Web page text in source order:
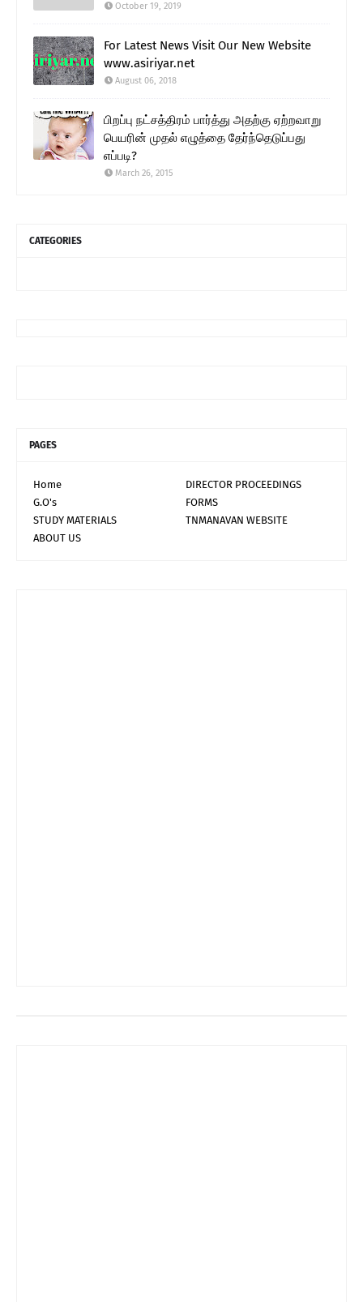
October 19, 2019
For Latest News Visit Our New Website
www.asiriyar.net
August 06, 2018
பிறப்பு நட்சத்திரம் பார்த்து அதற்கு ஏற்றவாறு
பெயரின் முதல் எழுத்தை தேர்ந்தெடுப்பது
எப்படி?
March 26, 2015
CATEGORIES
PAGES
Home
DIRECTOR PROCEEDINGS
G.O's
FORMS
STUDY MATERIALS
TNMANAVAN WEBSITE
ABOUT US